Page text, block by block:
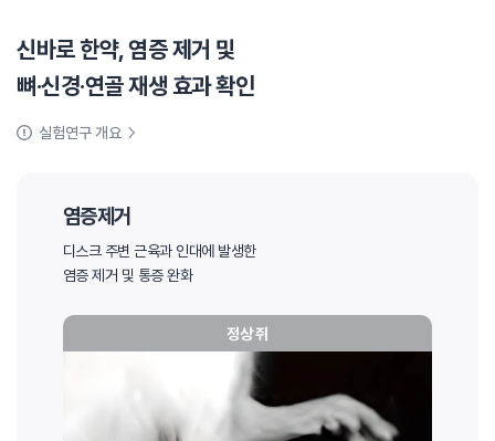
신바로 한약, 염증 제거 및
뼈·신경·연골 재생 효과 확인
실험연구 개요
염증제거
디스크 주변 근육과 인대에 발생한
염증 제거 및 통증 완화
정상 쥐